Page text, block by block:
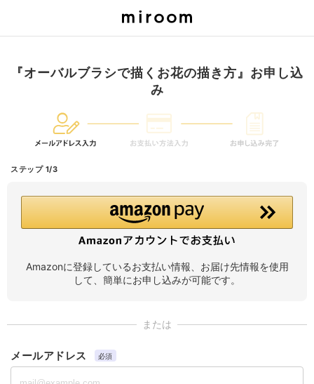
『オーバルブラシで描くお花の描き方』お申し込
み
ステップ 1/3
Amazonに登録しているお支払い情報、お届け先情報を使用
して、簡単にお申し込みが可能です。
または
メールアドレス 必須